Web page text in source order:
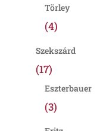
Törley
(4)
Szekszárd
(17)
Eszterbauer
(3)